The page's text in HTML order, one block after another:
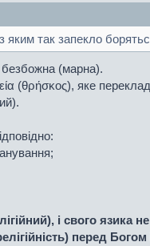
яким так запекло
безбожна (марна).
(θρήσκος), яке
і свого язика
перед